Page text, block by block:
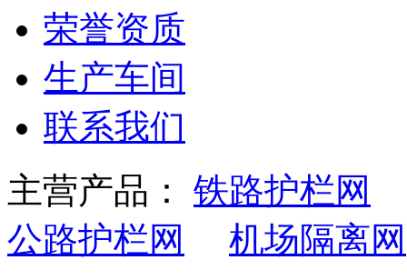
荣誉资质
生产车间
联系我们
主营产品： 铁路护栏网
公路护栏网
机场隔离网